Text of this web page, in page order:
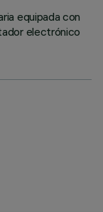
equipada con
electrónico